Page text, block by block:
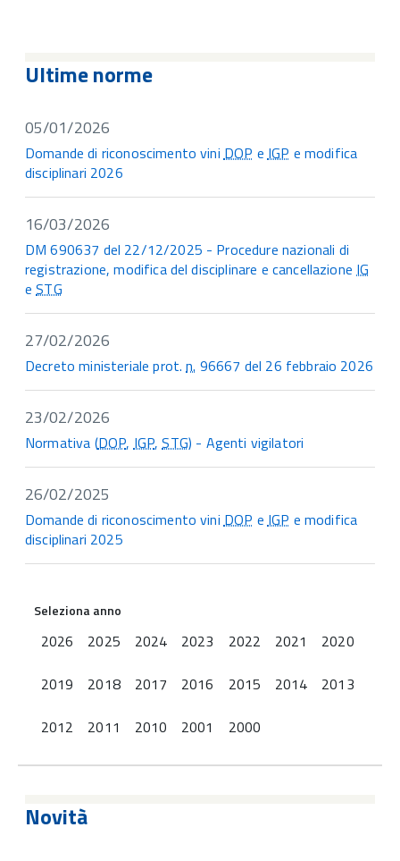
Ultime norme
05/01/2026
Domande di riconoscimento vini DOP e IGP e modifica
disciplinari 2026
16/03/2026
DM 690637 del 22/12/2025 - Procedure nazionali di
registrazione, modifica del disciplinare e cancellazione IG
eSTG
27/02/2026
Decreto ministeriale prot.n. 96667 del 26 febbraio 2026
23/02/2026
Normativa (DOP, IGP,STG) - Agenti vigilatori
26/02/2025
Domande di riconoscimento vini DOP e IGP e modifica
disciplinari 2025
Seleziona anno
2026 2025 2024 2023 2022 2021
2020
2019
2018 2017 2016 2015 2014
2013
2012
2011 2010 2001 2000
Novità